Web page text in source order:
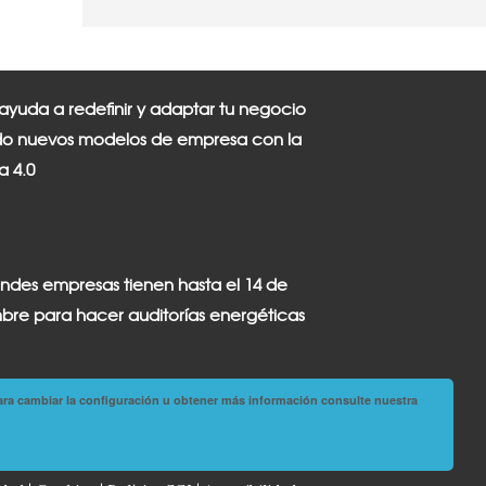
a redefinir y adaptar tu negocio
nuevos modelos de empresa con la
4.0
empresas tienen hasta el 14 de
para hacer auditorías energéticas
cambiar la configuración u obtener más información consulte nuestra